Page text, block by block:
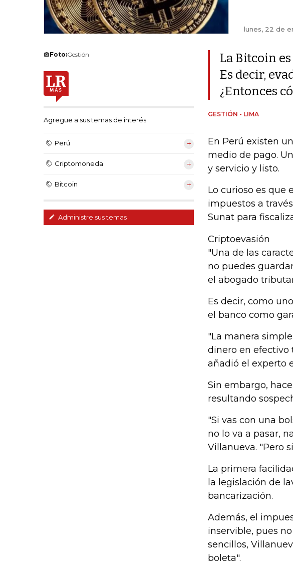
lunes, 22 de
Foto:Gestión
Agregue a sus temas de interés
Perú
Criptomoneda
Bitcoin
Administre sus temas
La Bitcoin
Es decir,
¿Entonces
GESTIÓN - LIMA
En Perú existen
medio de pago.
y servicio y listo.
Lo curioso es que
impuestos a
Sunat para
Criptoevasión
"Una de las
no puedes
el abogado
Es decir, como
el banco como
"La manera
dinero en efectivo
añadió el experto
Sin embargo,
resultando
"Si vas con una
no lo va a pasar,
Villanueva. "Pero
La primera
la legislación de
bancarización.
Además, el
inservible, pues
sencillos,
boleta".